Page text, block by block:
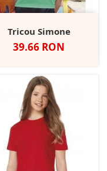
Tricou Simone
Pret
39.66 RON